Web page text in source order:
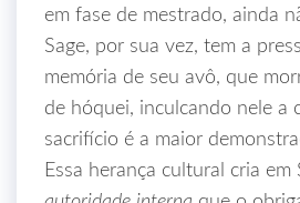
em fase de mestrado, ainda
Sage, por sua vez, tem a
memória de seu avô, que
de hóquei, inculcando nele a
sacrifício é a maior
Essa herança cultural cria em